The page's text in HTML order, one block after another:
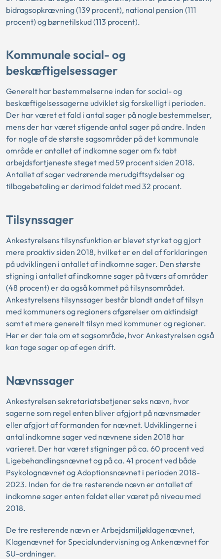
bidragsopkrævning (139 procent), national pension (111
procent) og børnetilskud (113 procent).
Kommunale social- og
beskæftigelsessager
Generelt har bestemmelserne inden for social- og
beskæftigelsessagerne udviklet sig forskelligt i perioden.
Der har været et fald i antal sager på nogle bestemmelser,
mens der har været stigende antal sager på andre. Inden
for nogle af de største sagsområder på det kommunale
område er antallet af indkomne sager om fx tabt
arbejdsfortjeneste steget med 59 procent siden 2018.
Antallet af sager vedrørende merudgiftsydelser og
tilbagebetaling er derimod faldet med 32 procent.
Tilsynssager
Ankestyrelsens tilsynsfunktion er blevet styrket og gjort
mere proaktiv siden 2018, hvilket er en del af forklaringen
på udviklingen i antallet af indkomne sager. Den største
stigning i antallet af indkomne sager på tværs af områder
(48 procent) er da også kommet på tilsynsområdet.
Ankestyrelsens tilsynssager består blandt andet af tilsyn
med kommuners og regioners afgørelser om aktindsigt
samt et mere generelt tilsyn med kommuner og regioner.
Her er der tale om et sagsområde, hvor Ankestyrelsen også
kan tage sager op af egen drift.
Nævnssager
Ankestyrelsen sekretariatsbetjener seks nævn, hvor
sagerne som regel enten bliver afgjort på nævnsmøder
eller afgjort af formanden for nævnet. Udviklingerne i
antal indkomne sager ved nævnene siden 2018 har
varieret. Der har været stigninger på ca. 60 procent ved
Ligebehandlingsnævnet og på ca. 41 procent ved både
Psykolognævnet og Adoptionsnævnet i perioden 2018-
2023. Inden for de tre resterende nævn er antallet af
indkomne sager enten faldet eller været på niveau med
2018.
De tre resterende nævn er Arbejdsmiljøklagenævnet,
Klagenævnet for Specialundervisning og Ankenævnet for
SU-ordninger.